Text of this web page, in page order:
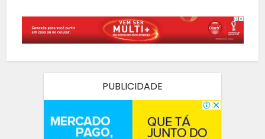
PUBLICIDADE